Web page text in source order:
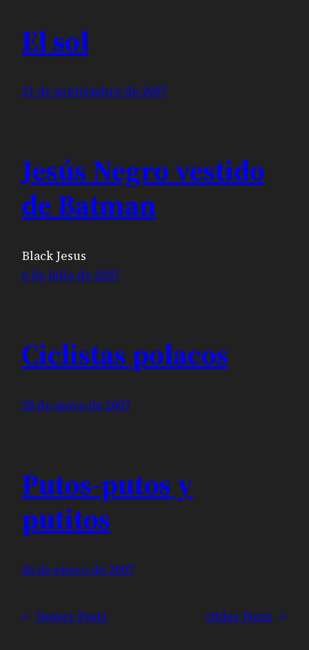
El sol
21 de septiembre de 2007
Jesús Negro vestido
de Batman
Black Jesus
6 de julio de 2007
Ciclistas polacos
28 de mayo de 2007
Putos-putos y
putitos
26 de enero de 2007
← Newer Posts Older Posts →